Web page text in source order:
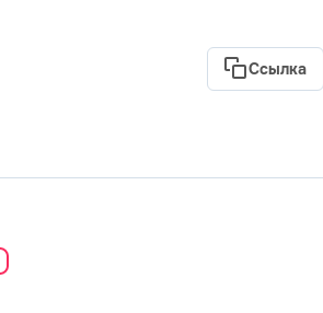
Ссылка